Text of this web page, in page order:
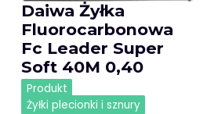
Daiwa Żyłka
Fluorocarbonowa
Fc Leader Super
Soft 40M 0,40
Produkt
Żyłki plecionki i sznury